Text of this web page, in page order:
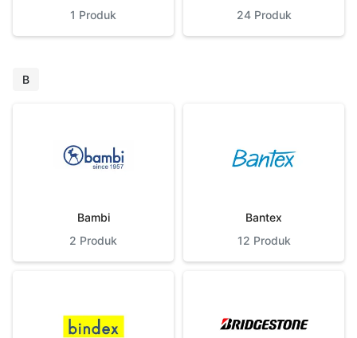
1 Produk
24 Produk
B
Bambi
2 Produk
Bantex
12 Produk